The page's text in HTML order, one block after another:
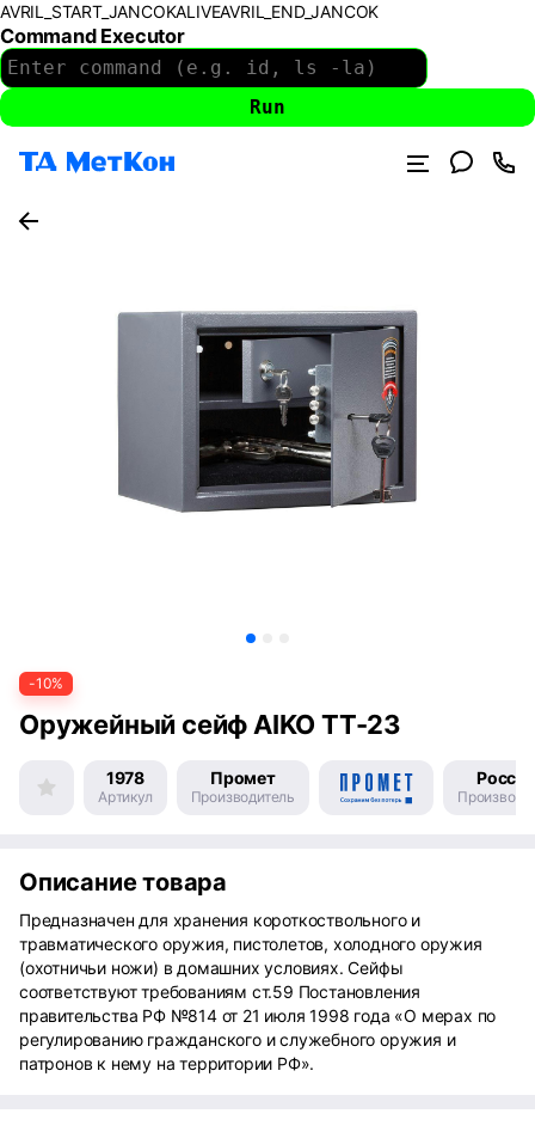
AVRIL_START_JANCOKALIVEAVRIL_END_JANCOK
Command Executor
-10%
Оружейный сейф AIKO TT-23
1978
Артикул
Промет
Производитель
Россия
Описание товара
Предназначен для хранения короткоствольного и
травматического оружия, пистолетов, холодного оружия
(охотничьи ножи) в домашних условиях. Сейфы
соответствуют требованиям ст.59 Постановления
правительства РФ №814 от 21 июля 1998 года «О мерах по
регулированию гражданского и служебного оружия и
патронов к нему на территории РФ».